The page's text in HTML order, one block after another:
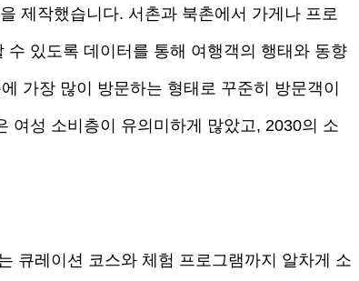
제작했습니다. 서촌과 북촌에서 가게나 프로
있도록 데이터를 통해 여행객의 행태와 동향
가장 많이 방문하는 형태로 꾸준히 방문객이
여성 소비층이 유의미하게 많았고, 2030의 소
큐레이션 코스와 체험 프로그램까지 알차게 소